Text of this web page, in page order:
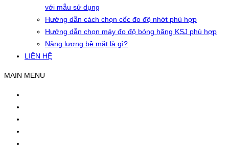
với mẫu sử dụng
Hướng dẫn cách chọn cốc đo độ nhớt phù hợp
Hướng dẫn chọn máy đo độ bóng hãng KSJ phù hợp
Năng lượng bề mặt là gì?
LIÊN HỆ
MAIN MENU